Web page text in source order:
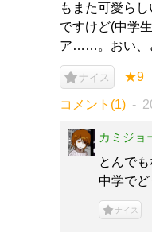
もまた可愛ら
ですけど(中学
ア……。おい、
ナイス ★9
コメント(1)
カミジョ
とんで
中学でど
ナイス